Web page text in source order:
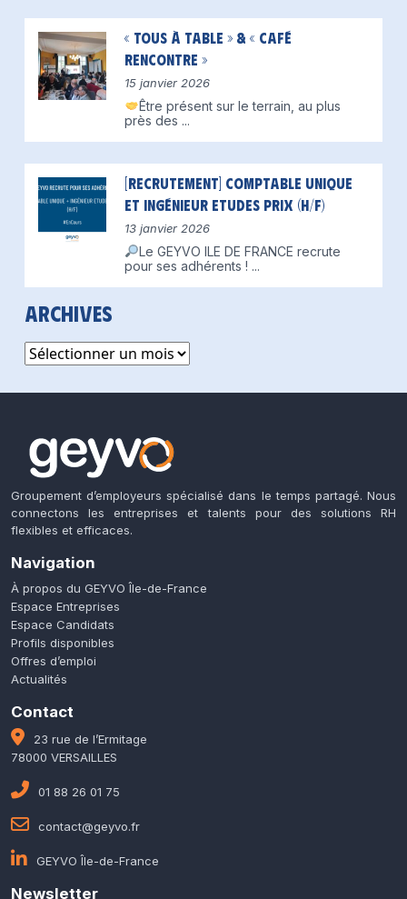
« Tous à table » & « Café
Rencontre »
15 janvier 2026
Être présent sur le terrain, au plus
près des ...
[Recrutement] Comptable unique
et Ingénieur Etudes Prix (H/F)
13 janvier 2026
Le GEYVO ILE DE FRANCE recrute
pour ses adhérents ! ...
Archives
Archives
Groupement d’employeurs spécialisé dans le temps partagé. Nous
connectons les entreprises et talents pour des solutions RH
flexibles et efficaces.
Navigation
À propos du GEYVO Île-de-France
Espace Entreprises
Espace Candidats
Profils disponibles
Offres d’emploi
Actualités
Contact
23 rue de l’Ermitage
78000 VERSAILLES
01 88 26 01 75
contact@geyvo.fr
GEYVO Île-de-France
Newsletter